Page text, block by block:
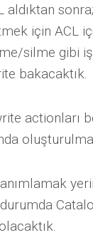
aldıktan
için ACL
silme gibi
bakacaktık.
actionları